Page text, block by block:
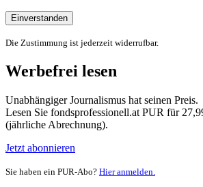
Einverstanden
Die Zustimmung ist jederzeit widerrufbar.
Werbefrei lesen
Unabhängiger Journalismus hat seinen Preis.
Lesen Sie fondsprofessionell.at PUR für
(jährliche Abrechnung).
Jetzt abonnieren
Sie haben ein PUR-Abo? Hier anmelden.